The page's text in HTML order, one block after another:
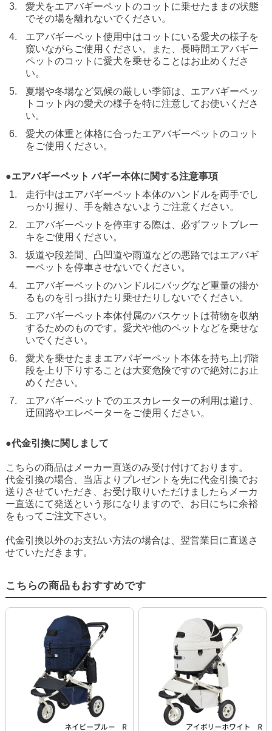
愛犬をエアバギーペットのコットに乗せたままの状態
でその場を離れないでください。
エアバギーペット使用中はコットにいる愛犬の様子を
窺いながらご使用ください。また、長時間エアバギー
ペットのコットに愛犬を乗せることはお止めくださ
い。
夏場や冬場など気候の厳しい季節は、エアバギーペッ
トコット内の愛犬の様子を特に注意してお使いくださ
い。
愛犬の体重と体格に合ったエアバギーペットのコット
をご使用ください。
●エアバギーペット バギー本体に関する注意事項
走行中はエアバギーペット本体のハンドルを両手でし
っかり握り、手を離さないようご注意ください。
エアバギーペットを停車する際は、必ずフットブレー
キをご使用ください。
坂道や段差間、凸凹道や雨道などの悪路ではエアバギ
ーペットを停車させないでください。
エアバギーペットのハンドルにバッグなど重量の掛か
るものを引っ掛けたり乗せたりしないでください。
エアバギーペット本体付属のバスケットは荷物を収納
するためのものです。愛犬や他のペットなどを乗せな
いでください。
愛犬を乗せたままエアバギーペット本体を持ち上げ階
段を上り下りすることは大変危険ですので絶対にお止
めください。
エアバギーペットでのエスカレーターの利用は避け、
迂回路やエレベーターをご使用ください。
●代金引換に関しまして
こちらの商品はメーカー直送のみ受け付けております。
代金引換の場合、当店よりプレゼントを先に代金引換でお
送りさせていただき、お受け取りいただけましたらメーカ
ー直送にて発送という形になりますので、お日にちに余裕
をもってご注文下さい。
代金引換以外のお支払い方法の場合は、翌営業日に直送さ
せていただきます。
こちらの商品もおすすめです